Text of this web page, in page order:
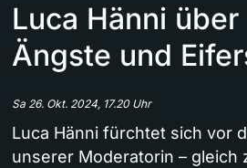
Luca Hänni
Ängste und
Sa 26. Okt. 2024, 17.20 Uhr
Luca Hänni fürchtet sich vor
unserer Moderatorin – gleich